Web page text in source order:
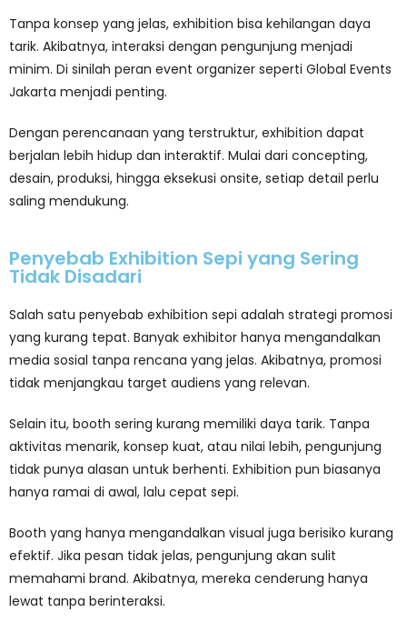
Tanpa konsep yang jelas, exhibition bisa kehilangan daya
tarik. Akibatnya, interaksi dengan pengunjung menjadi
minim. Di sinilah peran event organizer seperti Global Events
Jakarta menjadi penting.
Dengan perencanaan yang terstruktur, exhibition dapat
berjalan lebih hidup dan interaktif. Mulai dari concepting,
desain, produksi, hingga eksekusi onsite, setiap detail perlu
saling mendukung.
Penyebab Exhibition Sepi yang Sering
Tidak Disadari
Salah satu penyebab exhibition sepi adalah strategi promosi
yang kurang tepat. Banyak exhibitor hanya mengandalkan
media sosial tanpa rencana yang jelas. Akibatnya, promosi
tidak menjangkau target audiens yang relevan.
Selain itu, booth sering kurang memiliki daya tarik. Tanpa
aktivitas menarik, konsep kuat, atau nilai lebih, pengunjung
tidak punya alasan untuk berhenti. Exhibition pun biasanya
hanya ramai di awal, lalu cepat sepi.
Booth yang hanya mengandalkan visual juga berisiko kurang
efektif. Jika pesan tidak jelas, pengunjung akan sulit
memahami brand. Akibatnya, mereka cenderung hanya
lewat tanpa berinteraksi.